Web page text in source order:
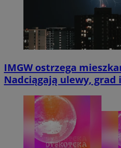
IMGW ostrzega
Nadciągają ulewy,